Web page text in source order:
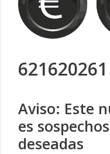
621620261
Aviso: Este
es
deseadas